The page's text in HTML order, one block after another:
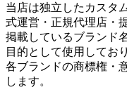
当店は独立したカスタ
式運営・正規代理店・
掲載しているブランド
目的として使用してお
各ブランドの商標権・
します。